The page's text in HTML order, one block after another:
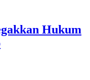
Hukum